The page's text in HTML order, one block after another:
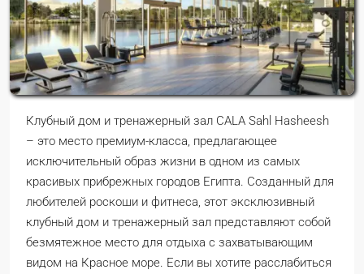
Клубный дом и тренажерный зал CALA Sahl Hasheesh
– это место премиум-класса, предлагающее
исключительный образ жизни в одном из самых
красивых прибрежных городов Египта. Созданный для
любителей роскоши и фитнеса, этот эксклюзивный
клубный дом и тренажерный зал представляют собой
безмятежное место для отдыха с захватывающим
видом на Красное море. Если вы хотите расслабиться